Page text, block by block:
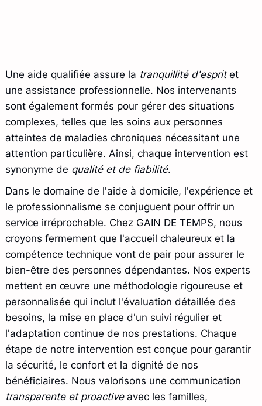
Une aide qualifiée assure la tranquillité d'espritet
une assistance professionnelle. Nos intervenants
sont également formés pour gérer des situations
complexes, telles que les soins aux personnes
atteintes de maladies chroniques nécessitant une
attention particulière. Ainsi, chaque intervention est
synonyme de qualité et de fiabilité.
Dans le domaine de l'aide à domicile, l'expérience et
le professionnalisme se conjuguent pour offrir un
service irréprochable. Chez GAIN DE TEMPS, nous
croyons fermement que l'accueil chaleureux et la
compétence technique vont de pair pour assurer le
bien-être des personnes dépendantes. Nos experts
mettent en œuvre une méthodologie rigoureuse et
personnalisée qui inclut l'évaluation détaillée des
besoins, la mise en place d'un suivi régulier et
l'adaptation continue de nos prestations. Chaque
étape de notre intervention est conçue pour garantir
la sécurité, le confort et la dignité de nos
bénéficiaires. Nous valorisons une communication
transparente et proactiveavec les familles,